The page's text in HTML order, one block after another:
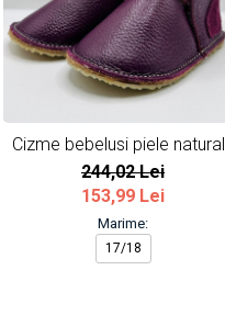
Cizme bebelusi piele naturala
Mov Inchis
244,02 Lei
153,99 Lei
Marime:
17/18